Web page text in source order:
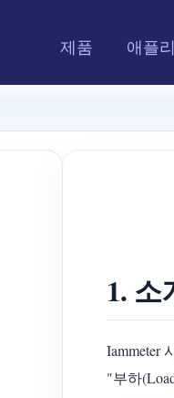
제품 애플
1. 소
Iammeter
"부하